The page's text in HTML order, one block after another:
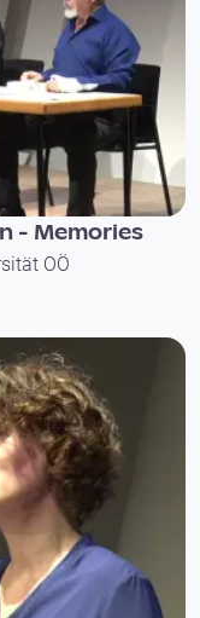
- Memories
OÖ